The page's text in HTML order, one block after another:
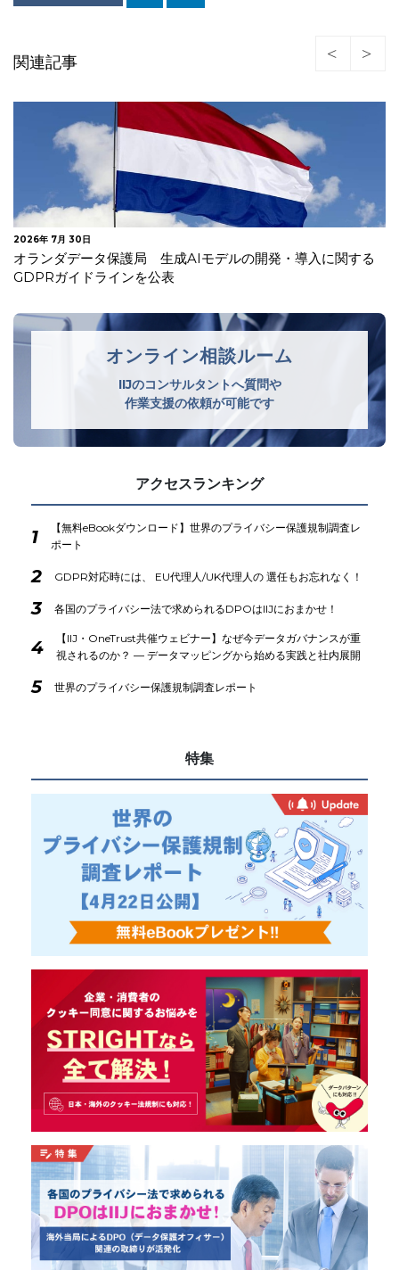
関連記事
2026年 7月 23日
韓国 安全管理措置の不備及び不要な個人情報を廃棄してい
なかったことを理由に生活用品メ…
オンライン相談ルーム
IIJのコンサルタントへ質問や
作業支援の依頼が可能です
アクセスランキング
1
【無料eBookダウンロード】世界のプライバシー保護規制調査レ
ポート
2 GDPR対応時には、 EU代理人/UK代理人の 選任もお忘れなく！
3 各国のプライバシー法で求められるDPOはIIJにおまかせ！
4
【IIJ・OneTrust共催ウェビナー】なぜ今データガバナンスが重
視されるのか？ ― データマッピングから始める実践と社内展開
5 世界のプライバシー保護規制調査レポート
特集